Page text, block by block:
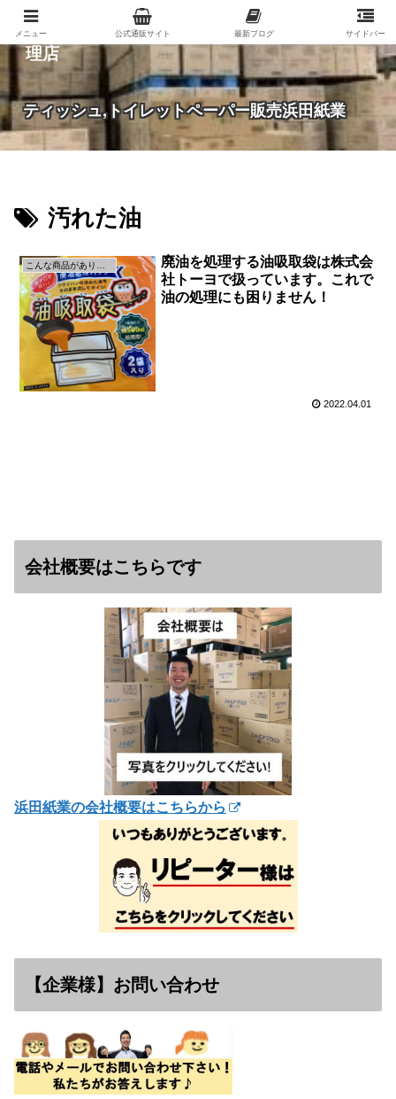
紙（家庭紙・包装紙・印刷用紙など）の総合代
理店
ティッシュ,トイレットペーパー販売浜田紙業
汚れた油
廃油を処理する油吸取袋は株式会
社トーヨで扱っています。これで
油の処理にも困りません！
2022.04.01
会社概要はこちらです
浜田紙業の会社概要はこちらから
【企業様】お問い合わせ
メニュー 公式通販サイト 最新ブログ サイドバー